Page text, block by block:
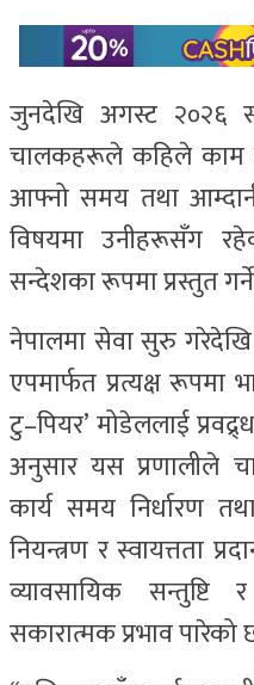
जुनदेखि अगस्ट २०२६
चालकहरूले कहिले काम
आफ्नो समय तथा
विषयमा उनीहरूसँग
सन्देशका रूपमा प्रस्तुत
नेपालमा सेवा सुरु गरेदेखि
एपमार्फत प्रत्यक्ष रूपमा
टु–पियर’ मोडेललाई
अनुसार यस प्रणालीले
कार्य समय निर्धारण
नियन्त्रण र स्वायत्तता
व्यावसायिक सन्तुष्टि
सकारात्मक प्रभाव पारेको